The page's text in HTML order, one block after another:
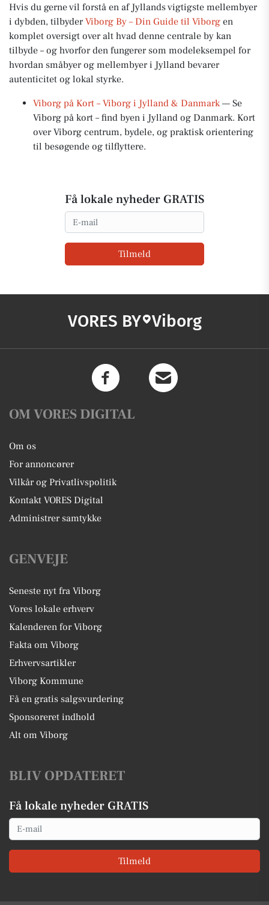
Hvis du gerne vil forstå en af Jyllands vigtigste mellembyer
i dybden, tilbyderViborg By – Din Guide til Viborg en
komplet oversigt over alt hvad denne centrale by kan
tilbyde – og hvorfor den fungerer som modeleksempel for
hvordan småbyer og mellembyer i Jylland bevarer
autenticitet og lokal styrke.
Viborg på Kort – Viborg i Jylland & Danmark — Se
Viborg på kort – find byen i Jylland og Danmark. Kort
over Viborg centrum, bydele, og praktisk orientering
til besøgende og tilflyttere.
Få lokale nyheder GRATIS
Email
Tilmeld
VORES BY Viborg
OM VORES DIGITAL
Om os
For annoncører
Vilkår og Privatlivspolitik
Kontakt VORES Digital
Administrer samtykke
GENVEJE
Seneste nyt fra Viborg
Vores lokale erhverv
Kalenderen for Viborg
Fakta om Viborg
Erhvervsartikler
Viborg Kommune
Få en gratis salgsvurdering
Sponsoreret indhold
Alt om Viborg
BLIV OPDATERET
Få lokale nyheder GRATIS
Email
Tilmeld